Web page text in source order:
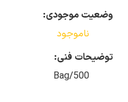
وضعیت موجودی:
ناموجود
توضیحات فنی:
500/Bag